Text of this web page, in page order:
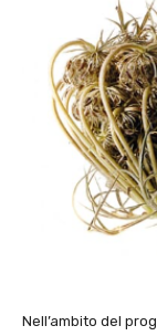
Nell’ambito del